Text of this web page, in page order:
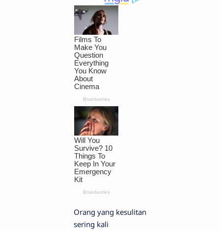
Orang yang kesulitan
sering kali